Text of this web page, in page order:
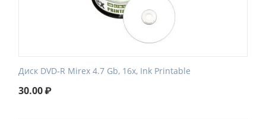
Диск DVD-R Mirex 4.7 Gb, 16x, Ink Printable
30.00₽